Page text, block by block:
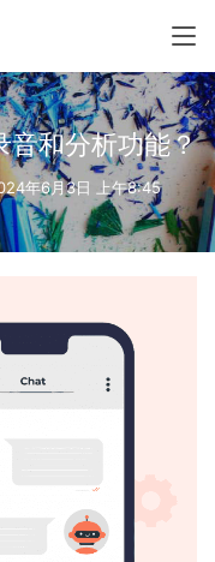
音和分析功能？
年6月3日 上午8:45